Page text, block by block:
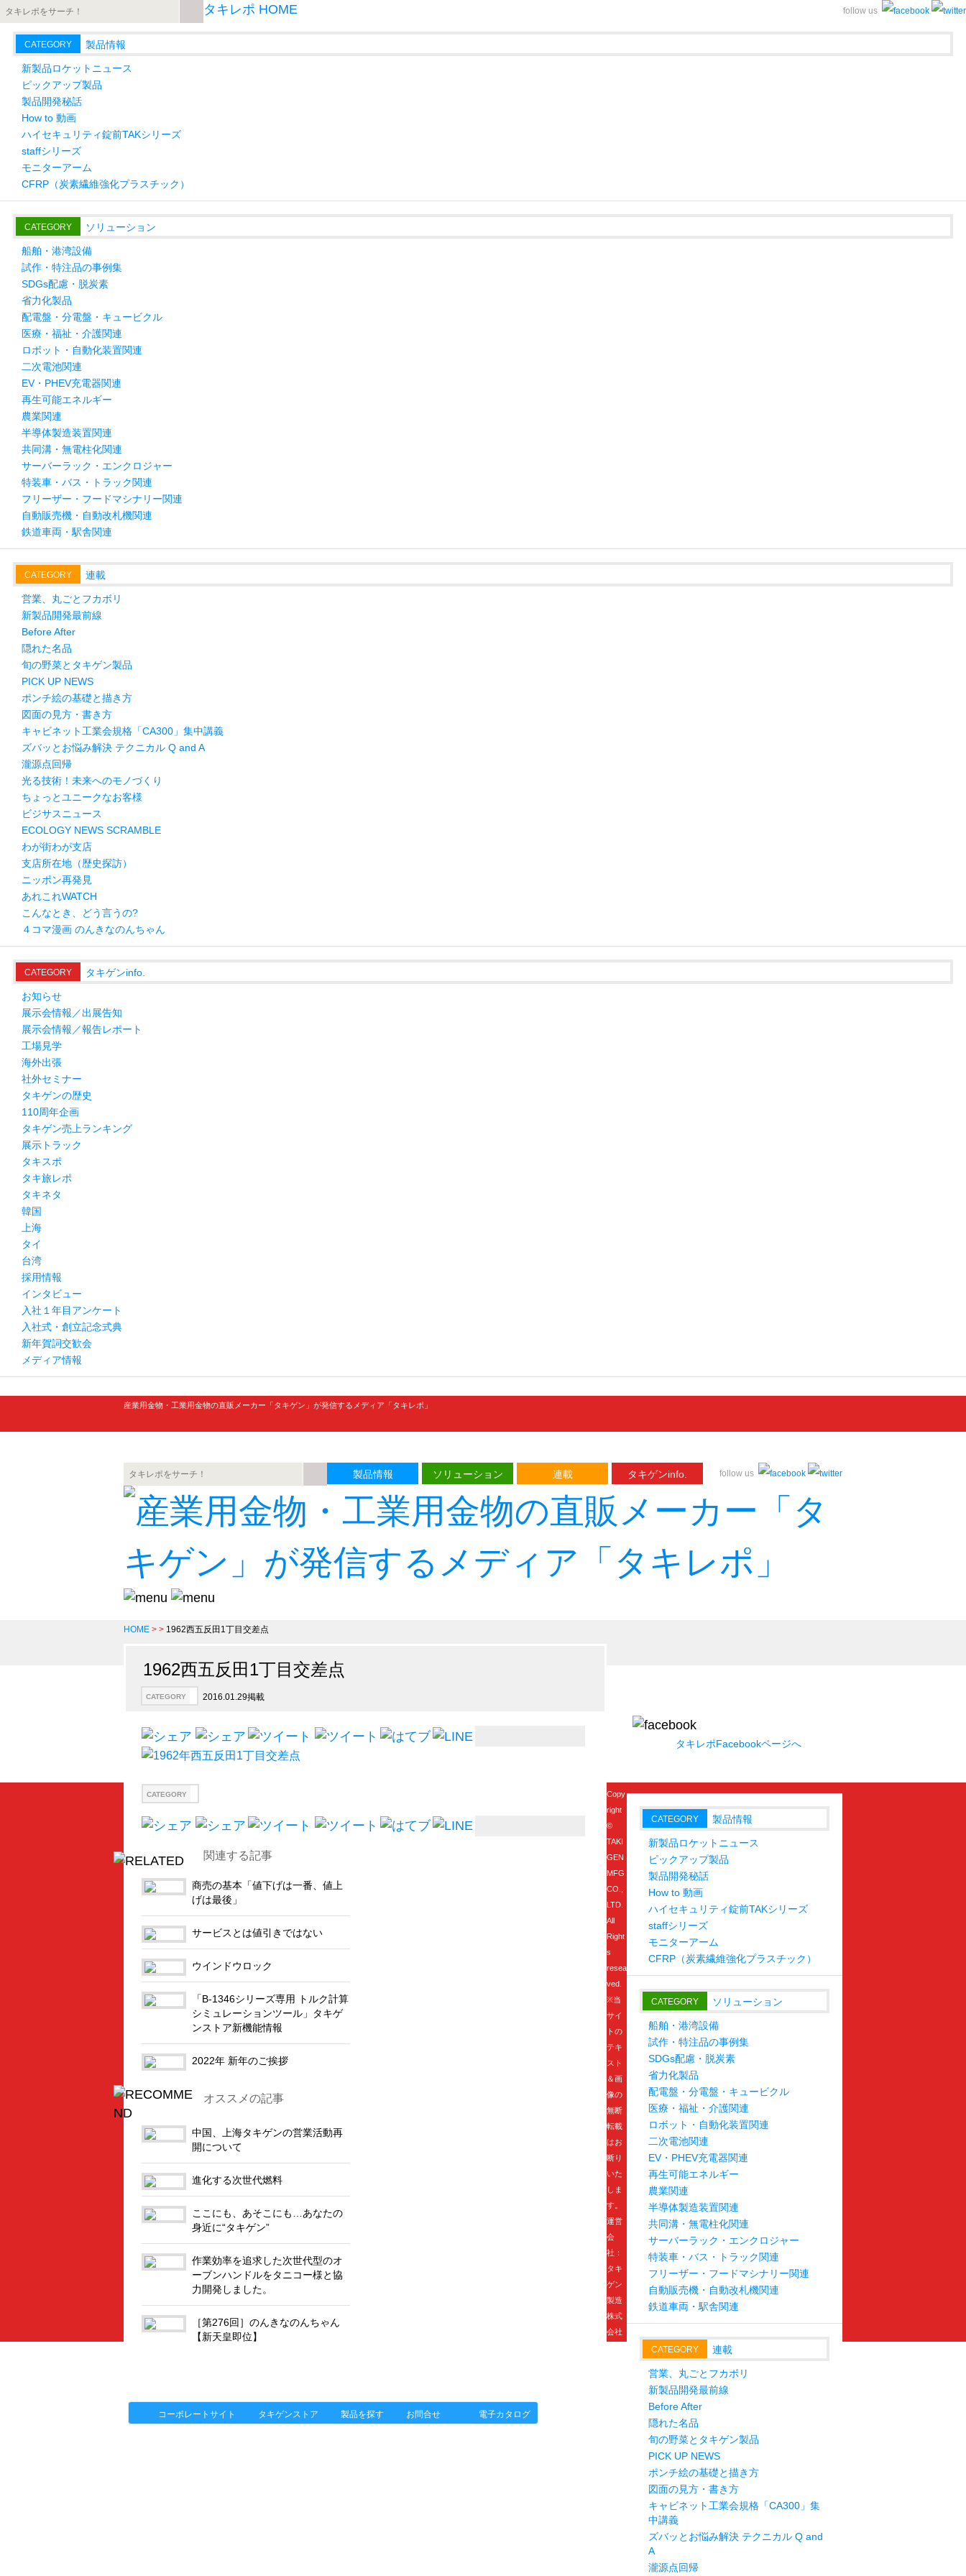
follow us
タキレポ HOME
CATEGORY 製品情報
新製品ロケットニュース
ピックアップ製品
製品開発秘話
How to 動画
ハイセキュリティ錠前TAKシリーズ
staffシリーズ
モニターアーム
CFRP（炭素繊維強化プラスチック）
CATEGORY ソリューション
船舶・港湾設備
試作・特注品の事例集
SDGs配慮・脱炭素
省力化製品
配電盤・分電盤・キュービクル
医療・福祉・介護関連
ロボット・自動化装置関連
二次電池関連
EV・PHEV充電器関連
再生可能エネルギー
農業関連
半導体製造装置関連
共同溝・無電柱化関連
サーバーラック・エンクロジャー
特装車・バス・トラック関連
フリーザー・フードマシナリー関連
自動販売機・自動改札機関連
鉄道車両・駅舎関連
CATEGORY 連載
営業、丸ごとフカボリ
新製品開発最前線
Before After
隠れた名品
旬の野菜とタキゲン製品
PICK UP NEWS
ポンチ絵の基礎と描き方
図面の見方・書き方
キャビネット工業会規格「CA300」集中講義
ズバッとお悩み解決 テクニカル Q and A
瀧源点回帰
光る技術！未来へのモノづくり
ちょっとユニークなお客様
ビジサスニュース
ECOLOGY NEWS SCRAMBLE
わが街わが支店
支店所在地（歴史探訪）
ニッポン再発見
あれこれWATCH
こんなとき、どう言うの?
４コマ漫画 のんきなのんちゃん
CATEGORY タキゲンinfo.
お知らせ
展示会情報／出展告知
展示会情報／報告レポート
工場見学
海外出張
社外セミナー
タキゲンの歴史
110周年企画
タキゲン売上ランキング
展示トラック
タキスポ
タキ旅レポ
タキネタ
韓国
上海
タイ
台湾
採用情報
インタビュー
入社１年目アンケート
入社式・創立記念式典
新年賀詞交歓会
メディア情報
産業用金物・工業用金物の直販メーカー「タキゲン」が発信するメディア「タキレポ」
follow us
製品情報 ソリューション 連載 タキゲンinfo.
HOME > > 1962西五反田1丁目交差点
1962西五反田1丁目交差点
CATEGORY 2016.01.29掲載
CATEGORY
関連する記事
商売の基本「値下げは一番、値上
げは最後」
サービスとは値引きではない
ウインドウロック
「B-1346シリーズ専用 トルク計算
シミュレーションツール」タキゲ
ンストア新機能情報
2022年 新年のご挨拶
オススメの記事
中国、上海タキゲンの営業活動再
開について
進化する次世代燃料
ここにも、あそこにも…あなたの
身近に“タキゲン”
作業効率を追求した次世代型のオ
ーブンハンドルをタニコー様と協
力開発しました。
［第276回］のんきなのんちゃん
【新天皇即位】
タキレポFacebookページへ
CATEGORY 製品情報
新製品ロケットニュース
ピックアップ製品
製品開発秘話
How to 動画
ハイセキュリティ錠前TAKシリーズ
staffシリーズ
モニターアーム
CFRP（炭素繊維強化プラスチック）
CATEGORY ソリューション
船舶・港湾設備
試作・特注品の事例集
SDGs配慮・脱炭素
省力化製品
配電盤・分電盤・キュービクル
医療・福祉・介護関連
ロボット・自動化装置関連
二次電池関連
EV・PHEV充電器関連
再生可能エネルギー
農業関連
半導体製造装置関連
共同溝・無電柱化関連
サーバーラック・エンクロジャー
特装車・バス・トラック関連
フリーザー・フードマシナリー関連
自動販売機・自動改札機関連
鉄道車両・駅舎関連
CATEGORY 連載
営業、丸ごとフカボリ
新製品開発最前線
Before After
隠れた名品
旬の野菜とタキゲン製品
PICK UP NEWS
ポンチ絵の基礎と描き方
図面の見方・書き方
キャビネット工業会規格「CA300」集
中講義
ズバッとお悩み解決 テクニカル Q and
A
瀧源点回帰
コーポレートサイト タキゲンストア 製品を探す お問合せ 電子カタログ
Copy
right
©
TAKI
GEN
MFG
CO.,
LTD.
All
Right
s
resea
ved.
※当
サイ
トの
テキ
スト
＆画
像の
無断
転載
はお
断り
いた
しま
す。
運営
会
社：
タキ
ゲン
製造
株式
会社